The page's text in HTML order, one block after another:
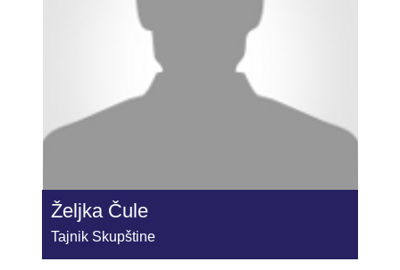
Željka Čule
Tajnik Skupštine